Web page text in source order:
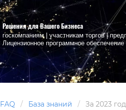
Решения для Вашего Бизнеса
госкомпаниям | участникам торгов |
Лицензионное программное обеспечение
FAQ / База знаний / За 2023